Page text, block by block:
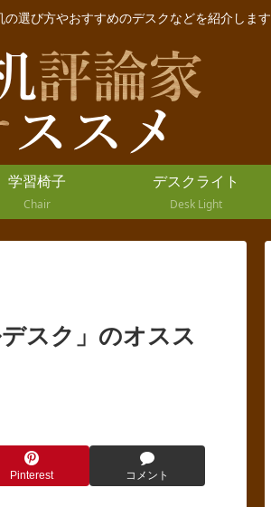
選び方やおすすめのデスクなどを紹介します
学習椅子
Chair
デスクライト
Desk Light
スク」のオスス
Pinterest コメント